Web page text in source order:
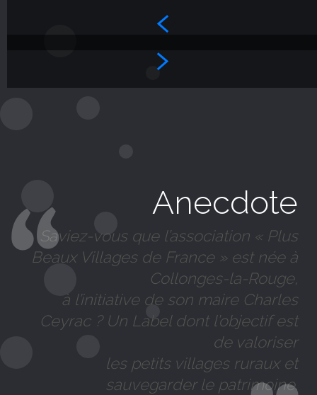
Anecdote
Saviez-vous que l’association « Plus
Beaux Villages de France » est née à
Collonges-la-Rouge,
à l’initiative de son maire Charles
Ceyrac ? Un Label dont l’objectif est
de valoriser
les petits villages ruraux et
sauvegarder le patrimoine.